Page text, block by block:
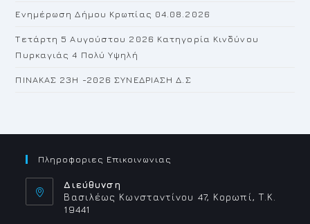
Ενημέρωση Δήμου Κρωπίας 04.08.2026
Τετάρτη 5 Αυγούστου 2026 Κατηγορία Κινδύνου
Πυρκαγιάς 4 Πολύ Υψηλή
ΠΙΝΑΚΑΣ 23H -2026 ΣΥΝΕΔΡΙΑΣΗ Δ.Σ
Πληροφοριες Επικοινωνιας
Διεύθυνση
Βασιλέως Κωνσταντίνου 47, Κορωπί, Τ.Κ.
19441